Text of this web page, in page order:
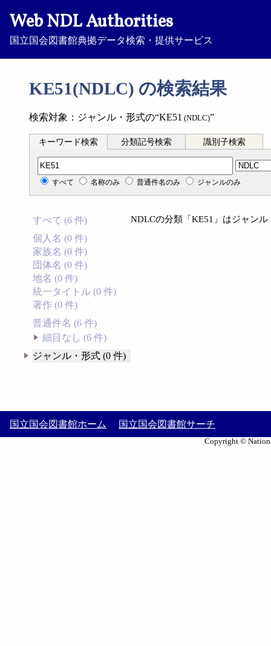
Web NDL Authorities
国立国会図書館典拠データ検索・提供サービス
KE51(NDLC) の検索結果
検索対象：ジャンル・形式の“KE51 (NDLC)”
キーワード検索 分類記号検索 識別子検索
分類記号検索
すべて 名称のみ 普通件名のみ ジャンルのみ
すべて (6 件)
個人名 (0 件)
家族名 (0 件)
団体名 (0 件)
地名 (0 件)
統一タイトル (0 件)
著作 (0 件)
普通件名 (6 件)
細目なし (6 件)
ジャンル・形式 (0 件)
NDLCの分類「KE51」はジャン
国立国会図書館ホーム 国立国会図書館サーチ
Copyright ©